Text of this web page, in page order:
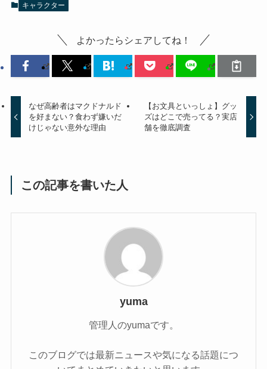
キャラクター
よかったらシェアしてね！
なぜ高齢者はマクドナルド
を好まない？食わず嫌いだ
けじゃない意外な理由
【お文具といっしょ】グッ
ズはどこで売ってる？実店
舗を徹底調査
この記事を書いた人
yuma
管理人のyumaです。
このブログでは最新ニュースや気になる話題につ